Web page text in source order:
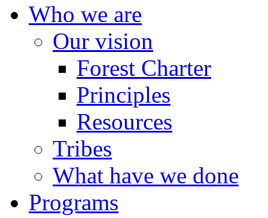
Who we are
Our vision
Forest Charter
Principles
Resources
Tribes
What have we done
Programs